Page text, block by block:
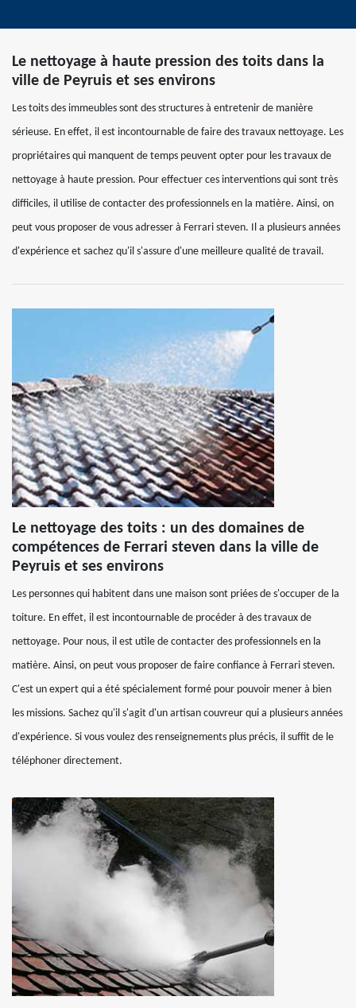
Le nettoyage à haute pression des toits dans la
ville de Peyruis et ses environs
Les toits des immeubles sont des structures à entretenir de manière
sérieuse. En effet, il est incontournable de faire des travaux nettoyage. Les
propriétaires qui manquent de temps peuvent opter pour les travaux de
nettoyage à haute pression. Pour effectuer ces interventions qui sont très
difficiles, il utilise de contacter des professionnels en la matière. Ainsi, on
peut vous proposer de vous adresser à Ferrari steven. Il a plusieurs années
d'expérience et sachez qu'il s'assure d'une meilleure qualité de travail.
Le nettoyage des toits : un des domaines de
compétences de Ferrari steven dans la ville de
Peyruis et ses environs
Les personnes qui habitent dans une maison sont priées de s'occuper de la
toiture. En effet, il est incontournable de procéder à des travaux de
nettoyage. Pour nous, il est utile de contacter des professionnels en la
matière. Ainsi, on peut vous proposer de faire confiance à Ferrari steven.
C'est un expert qui a été spécialement formé pour pouvoir mener à bien
les missions. Sachez qu'il s'agit d'un artisan couvreur qui a plusieurs années
d'expérience. Si vous voulez des renseignements plus précis, il suffit de le
téléphoner directement.